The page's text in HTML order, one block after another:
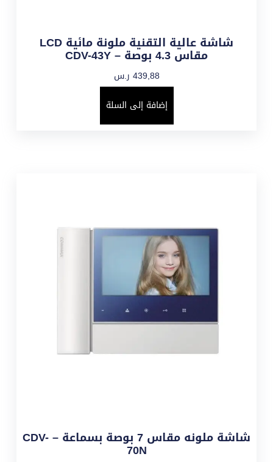
شاشة عالية التقنية ملونة مائية LCD
مقاس 4.3 بوصة – CDV-43Y
439,88 ر.س
إضافة إلى السلة
شاشة ملونه مقاس 7 بوصة بسماعة – CDV-
70N